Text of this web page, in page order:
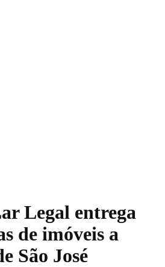
Legal entrega
de imóveis a
São José